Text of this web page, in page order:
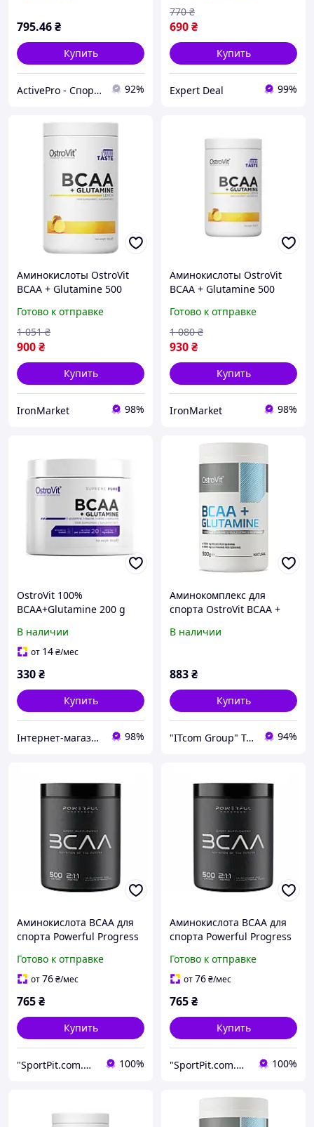
795.46₴
Купить
ActivePro - Спортивное питание | Витамины и минералы 92%
690₴
770 ₴
Купить
Expert Deal 99%
Аминокислоты OstroVit
BCAA + Glutamine 500
Готово к отправке
900₴
1 051 ₴
Купить
IronMarket 98%
Аминокислоты OstroVit
BCAA + Glutamine 500
Готово к отправке
930₴
1 080 ₴
Купить
IronMarket 98%
OstroVit 100%
BCAA+Glutamine 200 g
В наличии
от 14₴/мес
330₴
Купить
Інтернет-магазин спортивного харчування у Вінниці «Kings Nutrition» 98%
Аминокомплекс для
спорта OstroVit BCAA +
servings Pure (000003568)
В наличии
883₴
Купить
"ITcom Group" Technology Distribution 94%
Аминокислота BCAA для
спорта Powerful Progress
500 g 50 servings
Strawberry (000013514)
Готово к отправке
от76₴/мес
765₴
Купить
"SportPit.com.ua"- Интернет-магазин спортивного питания. 100%
Аминокислота BCAA для
спорта Powerful Progress
500 g /50 servings/
Tropical mix
Готово к отправке
от76₴/мес
765₴
Купить
"SportPit.com.ua"- Интернет-магазин спортивного питания. 100%